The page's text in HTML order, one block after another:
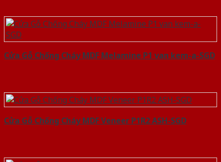
Cửa Gỗ Chống Cháy MDF Melamine P1 van kem-a-SGD
Cửa Gỗ Chống Cháy MDF Veneer P1R2 ASH-SGD